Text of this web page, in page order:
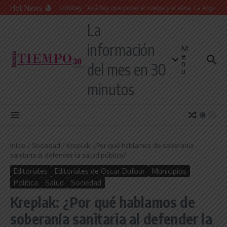
Saltar al contenido
Hot News
Juan Manuel Urtubey: “Acá hay que poner el cuerpo y el alma. La Argentina
La
información
del mes en 30
minutos
M
e
n
u
Inicio / Sociedad / Kreplak: ¿Por qué hablamos de soberanía
sanitaria al defender la salud pública?
Editoriales Editoriales de Oscar Dufour
Municipios
Política
Salud Sociedad
Kreplak: ¿Por qué hablamos de
soberanía sanitaria al defender la